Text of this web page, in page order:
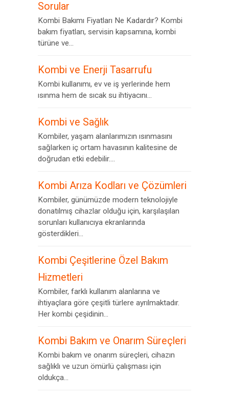
Sorular
Kombi Bakımı Fiyatları Ne Kadardır? Kombi
bakım fiyatları, servisin kapsamına, kombi
türüne ve...
Kombi ve Enerji Tasarrufu
Kombi kullanımı, ev ve iş yerlerinde hem
ısınma hem de sıcak su ihtiyacını...
Kombi ve Sağlık
Kombiler, yaşam alanlarımızın ısınmasını
sağlarken iç ortam havasının kalitesine de
doğrudan etki edebilir....
Kombi Arıza Kodları ve Çözümleri
Kombiler, günümüzde modern teknolojiyle
donatılmış cihazlar olduğu için, karşılaşılan
sorunları kullanıcıya ekranlarında
gösterdikleri...
Kombi Çeşitlerine Özel Bakım
Hizmetleri
Kombiler, farklı kullanım alanlarına ve
ihtiyaçlara göre çeşitli türlere ayrılmaktadır.
Her kombi çeşidinin...
Kombi Bakım ve Onarım Süreçleri
Kombi bakım ve onarım süreçleri, cihazın
sağlıklı ve uzun ömürlü çalışması için
oldukça...